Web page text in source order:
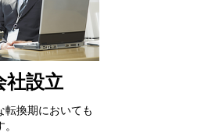
社設立
転換期においても